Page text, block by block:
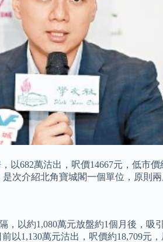
682萬沽出，呎價14667元，低市
次介紹北角寶城閣一個單位，原則
以約1,080萬元放盤約1個月後，吸
1,130萬元沽出，呎價約18,709元